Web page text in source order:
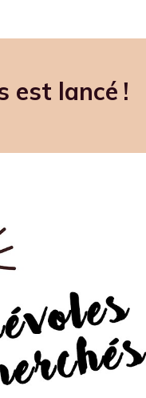
est lancé !